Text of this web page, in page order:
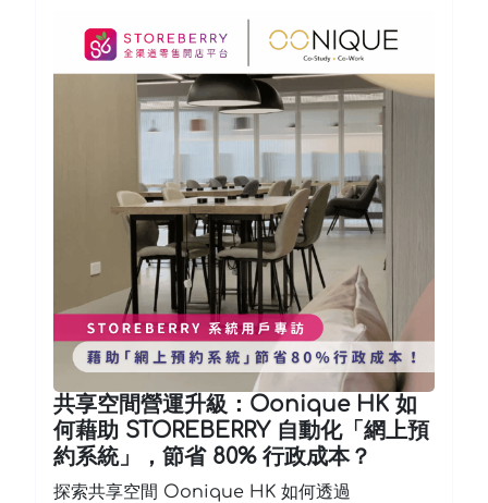
共享空間營運升級：Oonique HK 如
何藉助 STOREBERRY 自動化「網上預
約系統」，節省 80% 行政成本？
探索共享空間 Oonique HK 如何透過